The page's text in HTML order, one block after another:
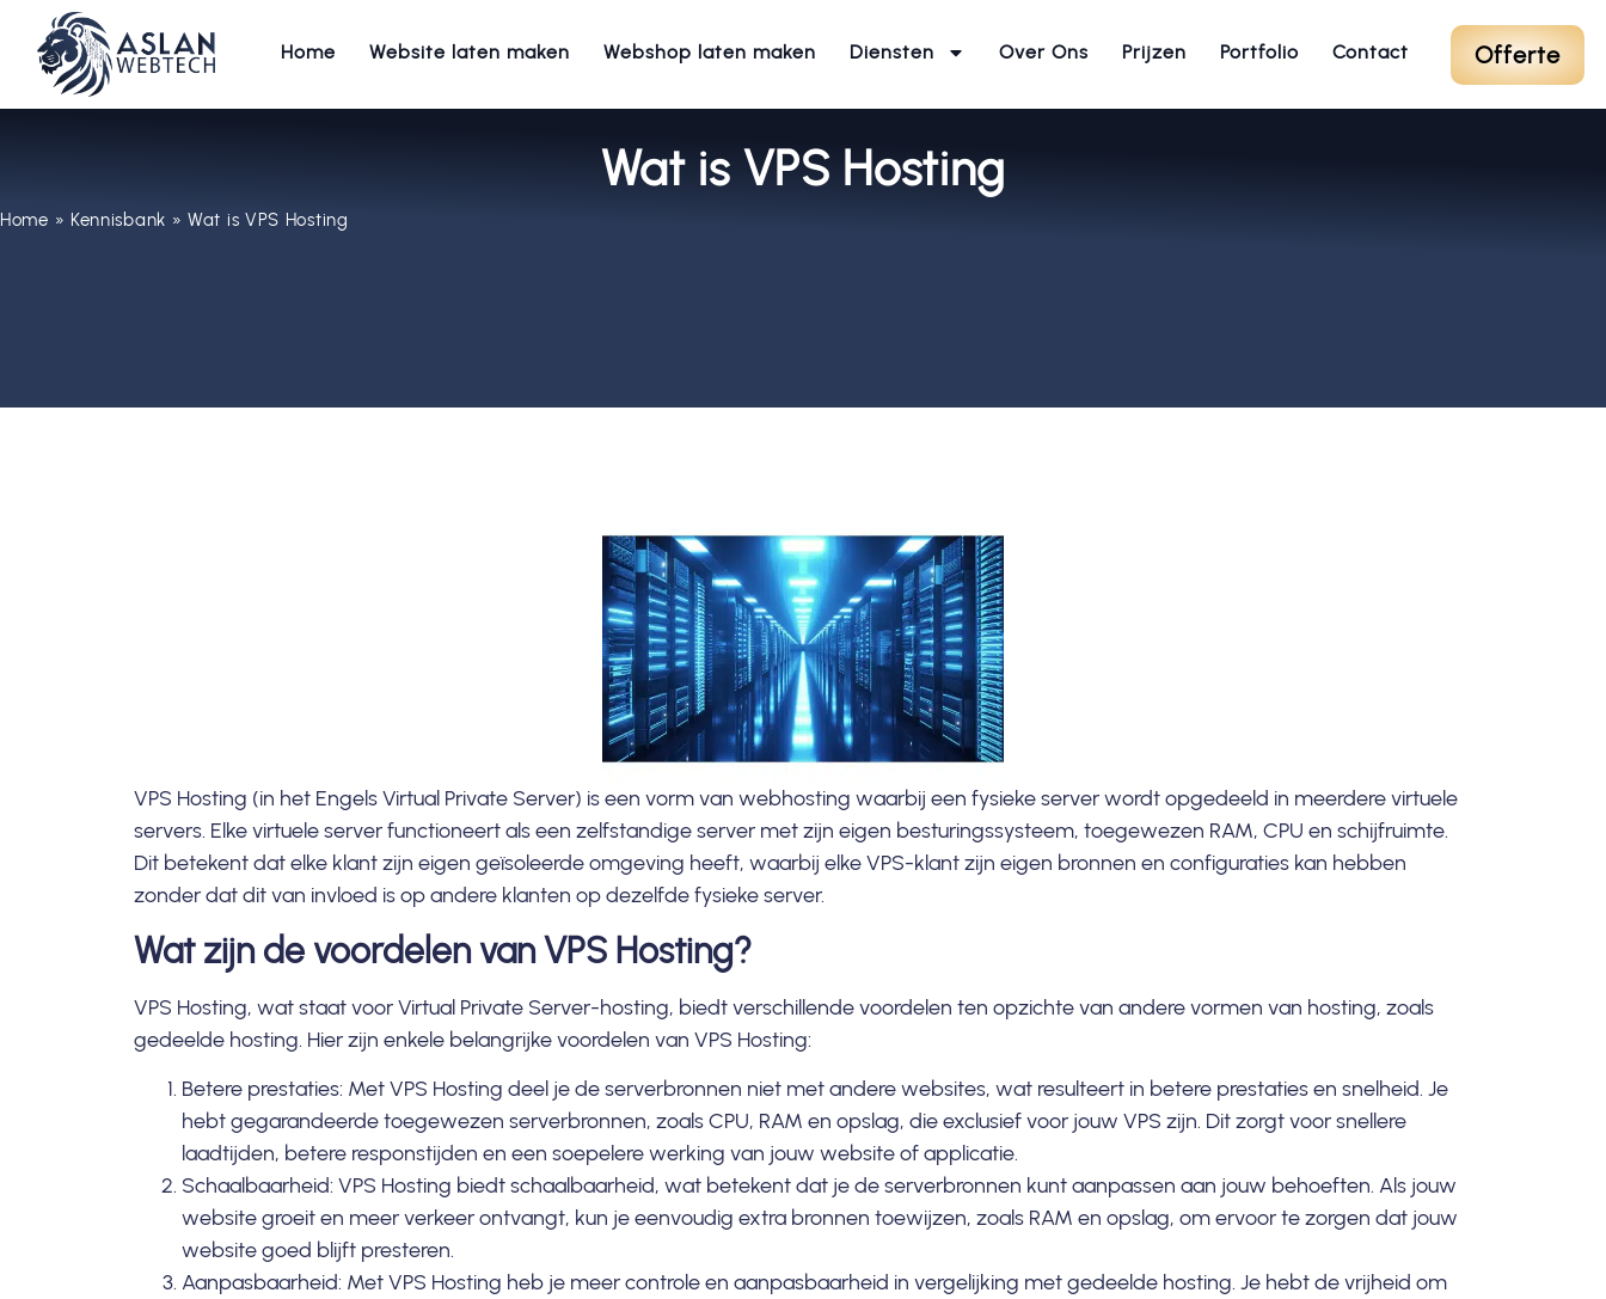
Home Website laten maken Webshop laten maken Diensten Over Ons Prijzen Portfolio Contact Offerte
Wat is VPS Hosting
Home » Kennisbank »Wat is VPS Hosting
VPS Hosting (in het EngelsVirtual Private Server) is een vorm van webhosting waarbij een fysieke server wordt opgedeeld in meerdere virtuele
servers. Elke virtuele server functioneert als een zelfstandige server met zijn eigen besturingssysteem, toegewezen RAM, CPU en schijfruimte.
Dit betekent dat elke klant zijn eigen geïsoleerde omgeving heeft, waarbij elke VPS-klant zijn eigen bronnen en configuraties kan hebben
zonder dat dit van invloed is op andere klanten op dezelfde fysieke server.
Wat zijn de voordelen van VPS Hosting?
VPS Hosting, wat staat voor Virtual Private Server-hosting, biedt verschillende voordelen ten opzichte van andere vormen van hosting, zoals
gedeelde hosting. Hier zijn enkele belangrijke voordelen van VPS Hosting:
Betere prestaties: Met VPS Hosting deel je de serverbronnen niet met andere websites, wat resulteert in betere prestaties en snelheid. Je
hebt gegarandeerde toegewezen serverbronnen, zoals CPU, RAM en opslag, die exclusief voor jouw VPS zijn. Dit zorgt voorsnellere
laadtijden, betere responstijden en een soepelere werking van jouw website of applicatie.
Schaalbaarheid: VPS Hosting biedt schaalbaarheid, wat betekent dat je de serverbronnen kunt aanpassen aan jouw behoeften. Als jouw
website groeit en meer verkeer ontvangt, kun je eenvoudig extra bronnen toewijzen, zoals RAM en opslag, om ervoor te zorgen dat jouw
website goed blijft presteren.
Aanpasbaarheid: Met VPS Hosting heb je meer controle en aanpasbaarheid in vergelijking met gedeelde hosting. Je hebt de vrijheid om